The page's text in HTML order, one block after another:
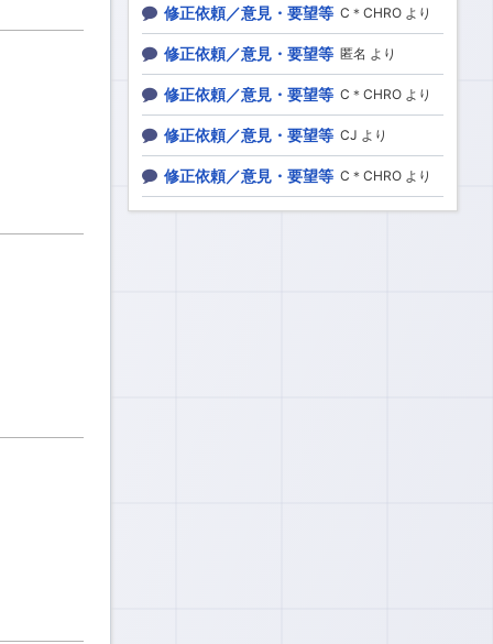
修正依頼／意見・要望等 C＊CHRO より
修正依頼／意見・要望等 匿名 より
修正依頼／意見・要望等 C＊CHRO より
修正依頼／意見・要望等 CJ より
修正依頼／意見・要望等 C＊CHRO より